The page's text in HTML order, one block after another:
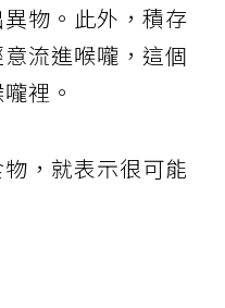
物。此外，積存
流進喉嚨，這個
裡。
，就表示很可能